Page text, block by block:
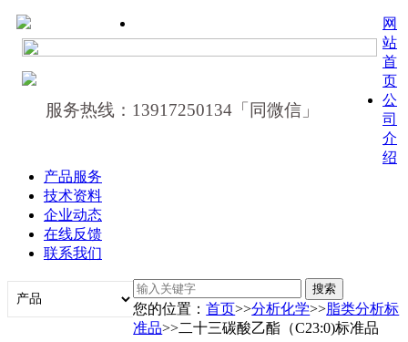
服务热线：13917250134「同微信」
网
站
首
页
公
司
介
绍
产品服务
技术资料
企业动态
在线反馈
联系我们
您的位置：首页>>分析化学>>脂类分析标
准品>>二十三碳酸乙酯（C23:0)标准品